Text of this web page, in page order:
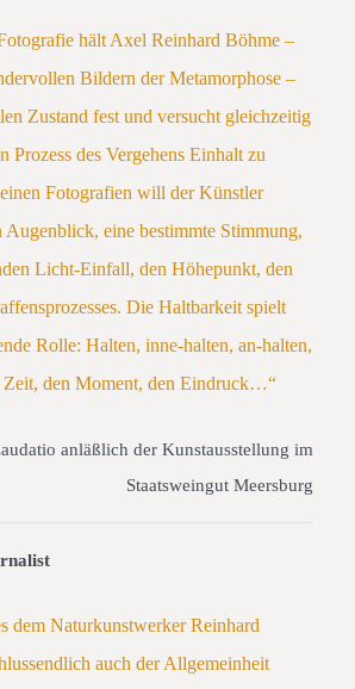
hält Axel Reinhard Böhme –
Bildern der Metamorphose –
Zustand fest und versucht gleichzeitig
Prozess des Vergehens Einhalt zu
Fotografien will der Künstler
Augenblick, eine bestimmte Stimmung,
Licht-Einfall, den Höhepunkt, den
Die Haltbarkeit spielt
Rolle: Halten, inne-halten, an-halten,
Zeit, den Moment, den Eindruck…“
anläßlich der Kunstausstellung im
Staatsweingut Meersburg
dem Naturkunstwerker Reinhard
auch der Allgemeinheit